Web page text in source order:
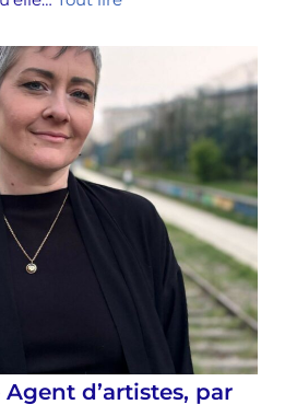
Agent d’artistes, par